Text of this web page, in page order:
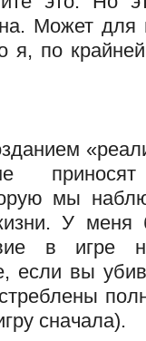
Может для
я, по
мы
У меня
в игре
если вы
сначала).